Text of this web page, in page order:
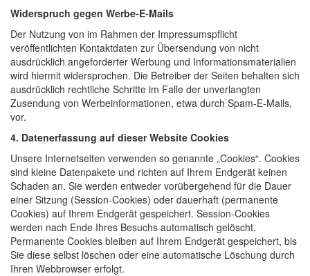
Widerspruch gegen Werbe-E-Mails
Der Nutzung von im Rahmen der Impressumspflicht
veröffentlichten Kontaktdaten zur Übersendung von nicht
ausdrücklich angeforderter Werbung und Informationsmaterialien
wird hiermit widersprochen. Die Betreiber der Seiten behalten sich
ausdrücklich rechtliche Schritte im Falle der unverlangten
Zusendung von Werbeinformationen, etwa durch Spam-E-Mails,
vor.
4. Datenerfassung auf dieser Website Cookies
Unsere Internetseiten verwenden so genannte „Cookies“. Cookies
sind kleine Datenpakete und richten auf Ihrem Endgerät keinen
Schaden an. Sie werden entweder vorübergehend für die Dauer
einer Sitzung (Session-Cookies) oder dauerhaft (permanente
Cookies) auf Ihrem Endgerät gespeichert. Session-Cookies
werden nach Ende Ihres Besuchs automatisch gelöscht.
Permanente Cookies bleiben auf Ihrem Endgerät gespeichert, bis
Sie diese selbst löschen oder eine automatische Löschung durch
Ihren Webbrowser erfolgt.